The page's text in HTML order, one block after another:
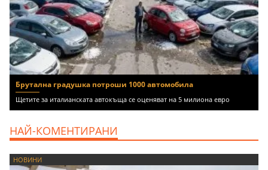
Брутална градушка потроши 1000 автомобила
Щетите за италианската автокъща се оценяват на 5 милиона евро
НАЙ-КОМЕНТИРАНИ
НОВИНИ